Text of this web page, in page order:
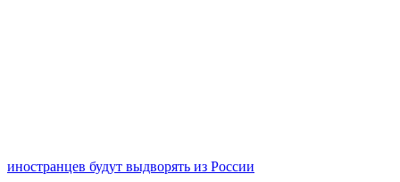
иностранцев будут выдворять из России